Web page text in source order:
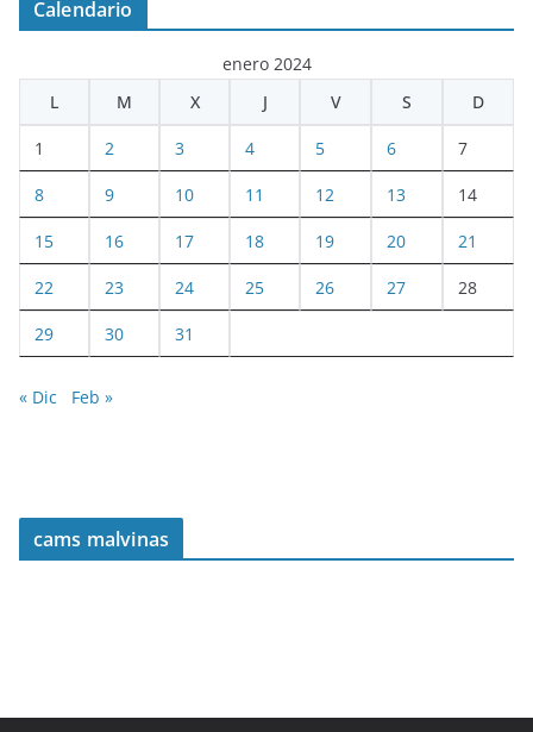
Calendario
enero 2024
L
M X J V S D
1 2 3 4 5 6 7
8 9 10 11 12 13 14
15 16 17 18 19 20 21
22 23 24 25 26 27 28
29 30 31
« Dic Feb »
cams malvinas